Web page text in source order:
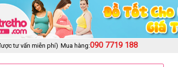
tư vấn miễn phí) Mua hàng:090 7719 188